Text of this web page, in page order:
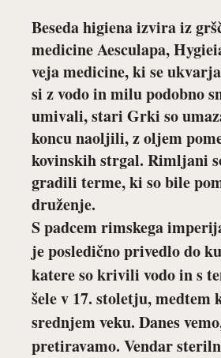
Beseda higiena izvira iz
medicine Aesculapa,
veja medicine, ki se
si z vodo in milu podobno
umivali, stari Grki so
koncu naoljili, z oljem
kovinskih strgal. Rimljani
gradili terme, ki so bile
druženje.
S padcem rimskega
je posledično privedlo do
katere so krivili vodo in s
šele v 17. stoletju,
srednjem veku. Danes
pretiravamo. Vendar